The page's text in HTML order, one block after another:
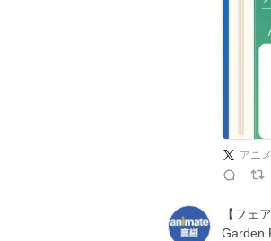
アニ
【フェ
Garden